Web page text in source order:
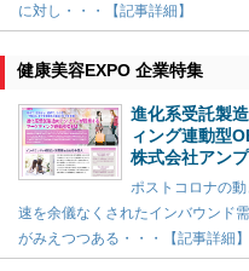
に対し・・・【記事詳細】
健康美容EXPO 企業特集
進化系受託製
ィング連動型
株式会社アン
ポストコロナの
速を余儀なくされたインバウンド
がみえつつある・・・【記事詳細】